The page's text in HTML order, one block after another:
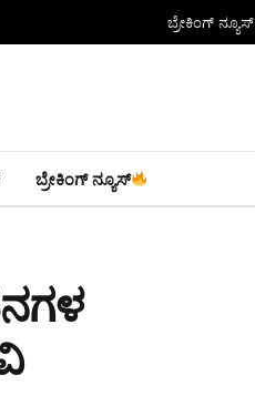
ಬ್ರೇಕಿಂಗ್ ನ್ಯೂಸ್
ಬ್ರೇಕಿಂಗ್ ನ್ಯೂಸ್